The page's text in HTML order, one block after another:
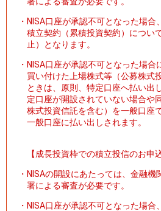
・ NISA口座が承認不可となった場合
積立契約（累積投資契約）につい
止）となります。
・ NISA口座が承認不可となった場合
買い付けた上場株式等（公募株式
ときは、原則、特定口座へ払い出
定口座が開設されていない場合や
株式投資信託を含む）を一般口座
一般口座に払い出しされます。
【成長投資枠での積立投信のお申
・ NISAの開設にあたっては、金融機
署による審査が必要です。
・ NISA口座が承認不可となった場合